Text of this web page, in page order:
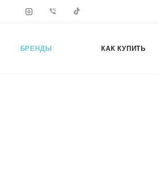
БРЕНДЫ КАК КУПИТЬ